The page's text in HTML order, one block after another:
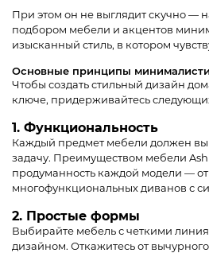
При этом он не выглядит скучно —
подбором мебели и акцентов
изысканный стиль, в котором
Основные принципы
Чтобы создать стильный дизайн
ключе, придерживайтесь
1. Функциональность
Каждый предмет мебели должен
задачу. Преимуществом мебели
продуманность каждой модели —
многофункциональных диванов с
2. Простые формы
Выбирайте мебель с четкими
дизайном. Откажитесь от